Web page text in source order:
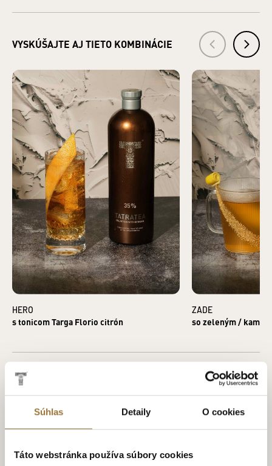
Súhlas Detaily O cookies
Táto webstránka používa súbory cookies
ovplyvneným alkoholom. §3 ods. 2 zákona č. 219/1996 Z.z. o
zriaďovaní a prevádzke protialkoholických záchytných
služieb.
VÝROBCA: TATRA DISTILLERY s. r. o., Pradiareň 40, 060 01
Kežmarok IČO: 43937721
DISTRIBÚTOR: KARLOFF s. r. o., Pradiareň 40, 060 01
Kežmarok IČO: 36247367
VYSKÚŠAJTE AJ TIETO KOMBINÁCIE
HERO
s tonicom Targa Florio citrón
ZADE
so zeleným /